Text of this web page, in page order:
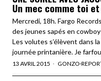
Un mec comme toi
Mercredi, 18h. Fargo
des jeunes sapés en
Les volutes s’élèvent dans
journée printanière. Je
13 AVRIL 2015 GONZO·